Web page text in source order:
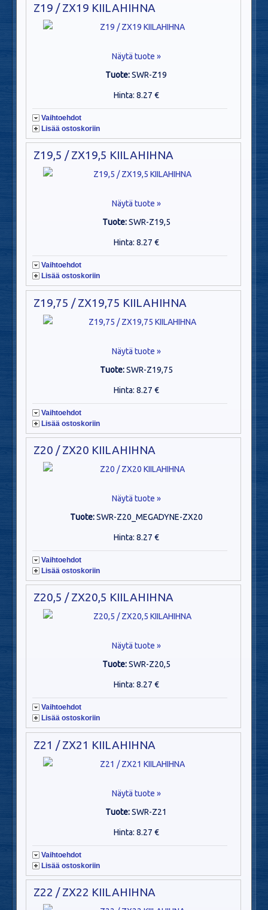
Z19 / ZX19 KIILAHIHNA
Näytä tuote »
Tuote:SWR-Z19
Hinta: 8.27 €
Vaihtoehdot
Lisää ostoskoriin
Z19,5 / ZX19,5 KIILAHIHNA
Näytä tuote »
Tuote:SWR-Z19,5
Hinta: 8.27 €
Vaihtoehdot
Lisää ostoskoriin
Z19,75 / ZX19,75 KIILAHIHNA
Näytä tuote »
Tuote:SWR-Z19,75
Hinta: 8.27 €
Vaihtoehdot
Lisää ostoskoriin
Z20 / ZX20 KIILAHIHNA
Näytä tuote »
Tuote:SWR-Z20_MEGADYNE-ZX20
Hinta: 8.27 €
Vaihtoehdot
Lisää ostoskoriin
Z20,5 / ZX20,5 KIILAHIHNA
Näytä tuote »
Tuote:SWR-Z20,5
Hinta: 8.27 €
Vaihtoehdot
Lisää ostoskoriin
Z21 / ZX21 KIILAHIHNA
Näytä tuote »
Tuote:SWR-Z21
Hinta: 8.27 €
Vaihtoehdot
Lisää ostoskoriin
Z22 / ZX22 KIILAHIHNA